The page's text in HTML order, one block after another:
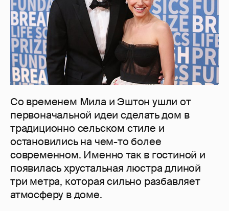
Со временем Мила и Эштон ушли от
первоначальной идеи сделать дом в
традиционно сельском стиле и
остановились на чем-то более
современном. Именно так в гостиной и
появилась хрустальная люстра длиной
три метра, которая сильно разбавляет
атмосферу в доме.